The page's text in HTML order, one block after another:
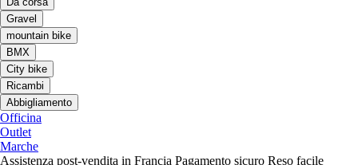
Gravel
mountain bike
BMX
City bike
Ricambi
Abbigliamento
Officina
Outlet
Marche
Assistenza post-vendita in Francia Pagamento sicuro Reso facile